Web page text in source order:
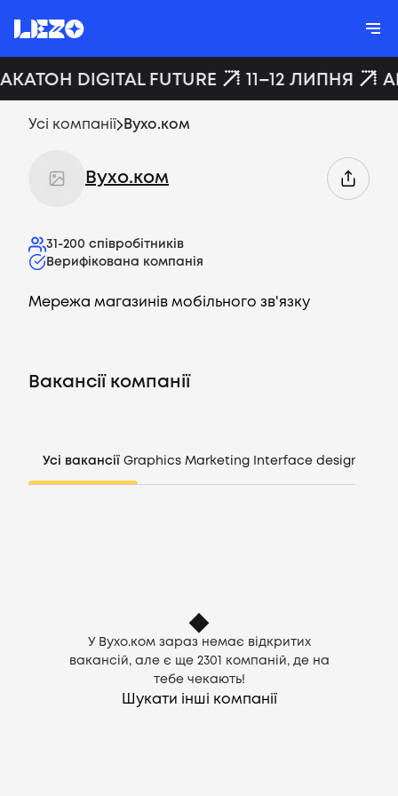
Вакансії
CV генератор
DIGITAL FUTURE 11–12 ЛИПНЯ
Усі компанії Вухо.ком
Вухо.ком
31-200 співробітників
Верифікована компанія
Мережа магазинів мобільного зв'язку
Вакансії компанії
Усі вакансії Graphics Marketing Interface design
У Вухо.ком зараз немає відкритих
вакансій, але є ще 2301
компаній, де на
тебе чекають!
Шукати інші компанії